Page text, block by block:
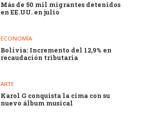
Más de 50 mil migrantes detenidos
en EE.UU. en julio
ECONOMÍA
Bolivia: Incremento del 12,9% en
recaudación tributaria
ARTE
Karol G conquista la cima con su
nuevo álbum musical